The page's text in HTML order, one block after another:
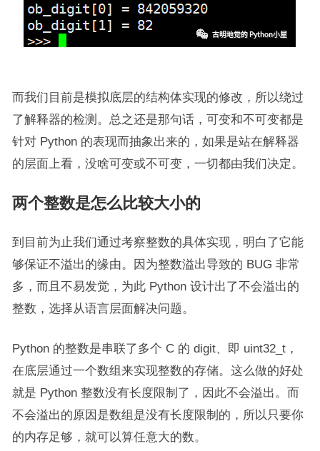
而我们目前是模拟底层的结构体实现的修改，所以绕过
了解释器的检测。总之还是那句话，可变和不可变都是
针对 Python 的表现而抽象出来的，如果是站在解释器
的层面上看，没啥可变或不可变，一切都由我们决定。
两个整数是怎么比较大小的
到目前为止我们通过考察整数的具体实现，明白了它能
够保证不溢出的缘由。因为整数溢出导致的 BUG 非常
多，而且不易发觉，为此 Python 设计出了不会溢出的
整数，选择从语言层面解决问题。
Python 的整数是串联了多个 C 的 digit、即 uint32_t，
在底层通过一个数组来实现整数的存储。这么做的好处
就是 Python 整数没有长度限制了，因此不会溢出。而
不会溢出的原因是数组是没有长度限制的，所以只要你
的内存足够，就可以算任意大的数。